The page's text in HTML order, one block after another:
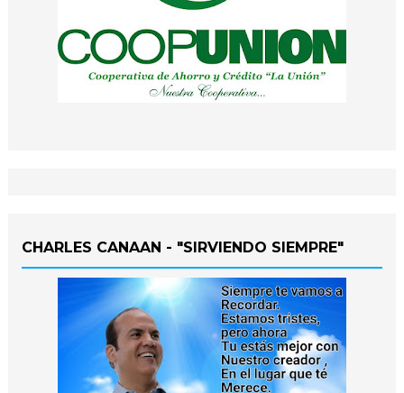
CHARLES CANAAN - "SIRVIENDO SIEMPRE"